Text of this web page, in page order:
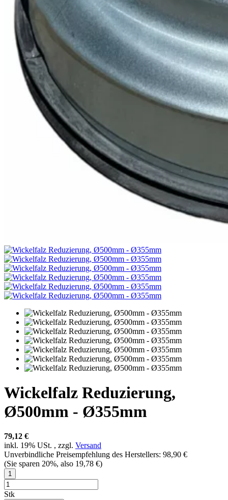
Wickelfalz Reduzierung,
Ø500mm - Ø355mm
79,12 €
inkl. 19% USt. , zzgl. Versand
Unverbindliche Preisempfehlung des Herstellers: 98,90 €
(Sie sparen 20%, also 19,78 €)
Stk